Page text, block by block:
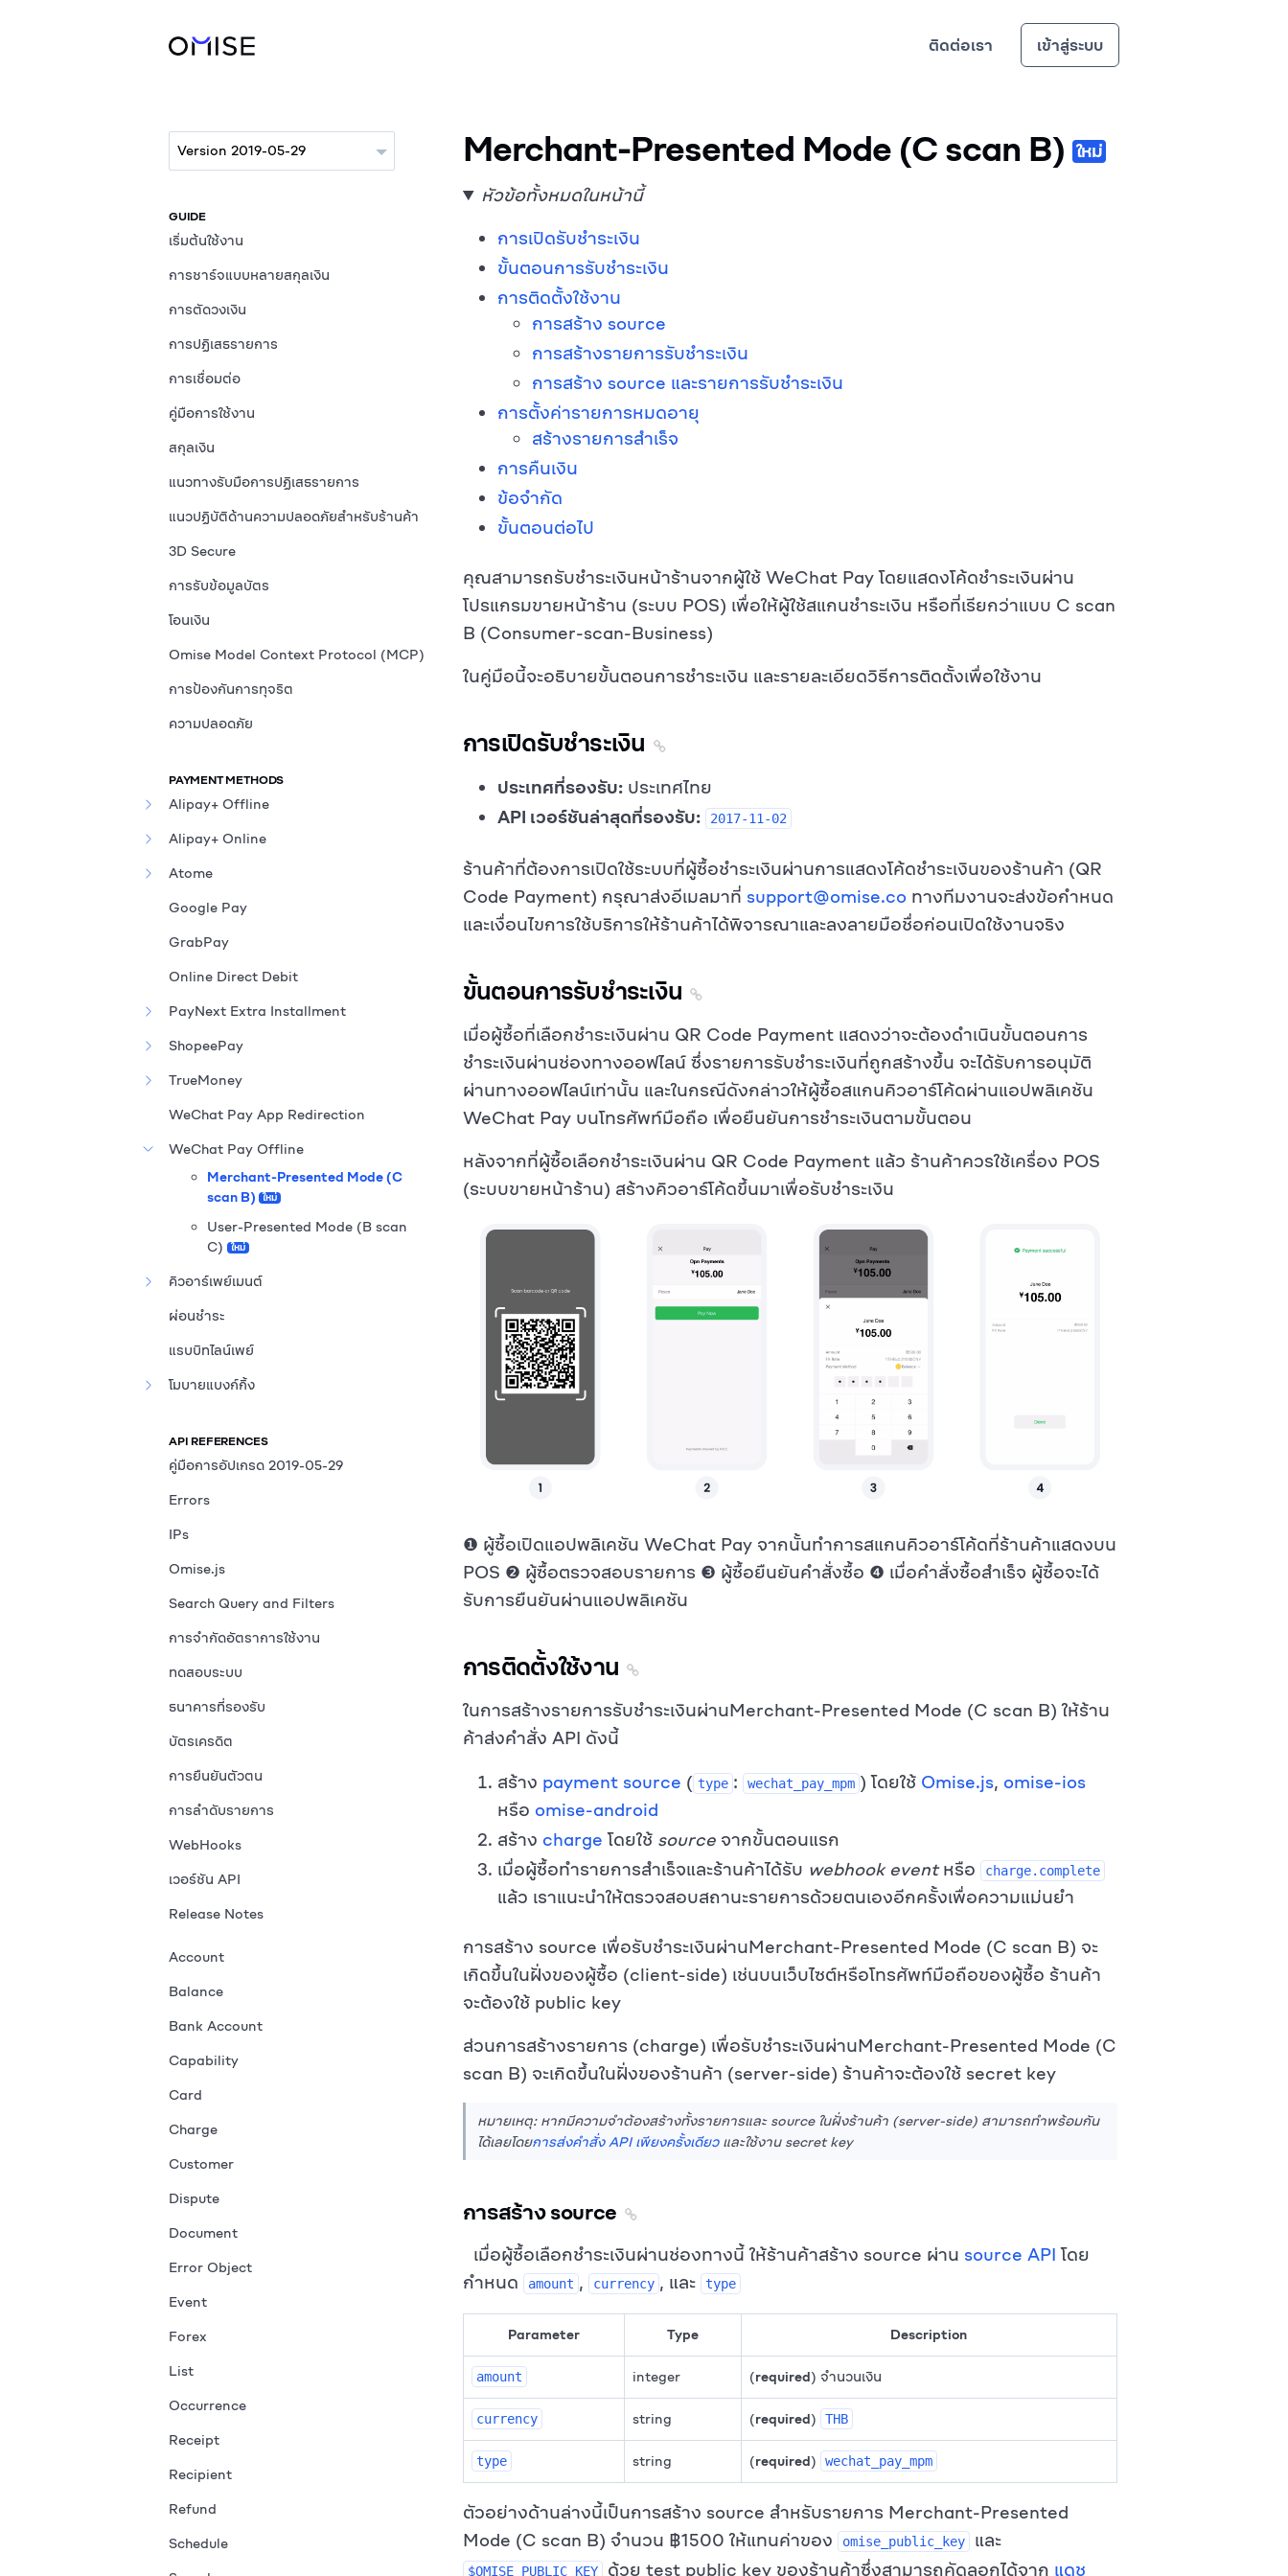
ติดต่อเรา เข้าสู่ระบบ
GUIDE
เริ่มต้นใช้งาน
การชาร์จแบบหลายสกุลเงิน
การตัดวงเงิน
การปฏิเสธรายการ
การเชื่อมต่อ
คู่มือการใช้งาน
สกุลเงิน
แนวทางรับมือการปฏิเสธรายการ
แนวปฏิบัติด้านความปลอดภัยสำหรับร้านค้า
3D Secure
การรับข้อมูลบัตร
โอนเงิน
Omise Model Context Protocol (MCP)
การป้องกันการทุจริต
ความปลอดภัย
PAYMENT METHODS
Alipay+ Offline
Alipay+ Online
Atome
Google Pay
GrabPay
Online Direct Debit
PayNext Extra Installment
ShopeePay
TrueMoney
WeChat Pay App Redirection
WeChat Pay Offline
Merchant-Presented Mode (C
scan B)
ใหม่
User-Presented Mode (B scan
C)
ใหม่
คิวอาร์เพย์เมนต์
ผ่อนชำระ
แรบบิทไลน์เพย์
โมบายแบงก์กิ้ง
API REFERENCES
คู่มือการอัปเกรด 2019-05-29
Errors
IPs
Omise.js
Search Query and Filters
การจำกัดอัตราการใช้งาน
ทดสอบระบบ
ธนาคารที่รองรับ
บัตรเครดิต
การยืนยันตัวตน
การลำดับรายการ
WebHooks
เวอร์ชัน API
Release Notes
Account
Balance
Bank Account
Capability
Card
Charge
Customer
Dispute
Document
Error Object
Event
Forex
List
Occurrence
Receipt
Recipient
Refund
Schedule
Merchant-Presented Mode (C scan B) ใหม่
หัวข้อทั้งหมดในหน้านี้
การเปิดรับชำระเงิน
ขั้นตอนการรับชำระเงิน
การติดตั้งใช้งาน
การสร้าง source
การสร้างรายการรับชำระเงิน
การสร้าง source และรายการรับชำระเงิน
การตั้งค่ารายการหมดอายุ
สร้างรายการสำเร็จ
การคืนเงิน
ข้อจำกัด
ขั้นตอนต่อไป
คุณสามารถรับชำระเงินหน้าร้านจากผู้ใช้ WeChat Pay โดยแสดงโค้ดชำระเงินผ่าน
โปรแกรมขายหน้าร้าน (ระบบ POS) เพื่อให้ผู้ใช้สแกนชำระเงิน หรือที่เรียกว่าแบบ C scan
B (Consumer-scan-Business)
ในคู่มือนี้จะอธิบายขั้นตอนการชำระเงิน และรายละเอียดวิธีการติดตั้งเพื่อใช้งาน
การเปิดรับชำระเงิน
ประเทศที่รองรับ:ประเทศไทย
API เวอร์ชันล่าสุดที่รองรับ:
2017-11-02
ร้านค้าที่ต้องการเปิดใช้ระบบที่ผู้ซื้อชำระเงินผ่านการแสดงโค้ดชำระเงินของร้านค้า (QR
Code Payment) กรุณาส่งอีเมลมาที่ support@omise.coทางทีมงานจะส่งข้อกำหนด
และเงื่อนไขการใช้บริการให้ร้านค้าได้พิจารณาและลงลายมือชื่อก่อนเปิดใช้งานจริง
ขั้นตอนการรับชำระเงิน
เมื่อผู้ซื้อที่เลือกชำระเงินผ่าน QR Code Payment แสดงว่าจะต้องดำเนินขั้นตอนการ
ชำระเงินผ่านช่องทางออฟไลน์ ซึ่งรายการรับชำระเงินที่ถูกสร้างขึ้น จะได้รับการอนุมัติ
ผ่านทางออฟไลน์เท่านั้น และในกรณีดังกล่าวให้ผู้ซื้อสแกนคิวอาร์โค้ดผ่านแอปพลิเคชัน
WeChat Pay บนโทรศัพท์มือถือ เพื่อยืนยันการชำระเงินตามขั้นตอน
หลังจากที่ผู้ซื้อเลือกชำระเงินผ่าน QR Code Payment แล้ว ร้านค้าควรใช้เครื่อง POS
(ระบบขายหน้าร้าน) สร้างคิวอาร์โค้ดขึ้นมาเพื่อรับชำระเงิน
❶ ผู้ซื้อเปิดแอปพลิเคชัน WeChat Pay จากนั้นทำการสแกนคิวอาร์โค้ดที่ร้านค้าแสดงบน
POS ❷ ผู้ซื้อตรวจสอบรายการ ❸ ผู้ซื้อยืนยันคำสั่งซื้อ ❹ เมื่อคำสั่งซื้อสำเร็จ ผู้ซื้อจะได้
รับการยืนยันผ่านแอปพลิเคชัน
การติดตั้งใช้งาน
ในการสร้างรายการรับชำระเงินผ่านMerchant-Presented Mode (C scan B) ให้ร้าน
ค้าส่งคำสั่ง API ดังนี้
สร้าง payment source ( type : wechat_pay_mpm ) โดยใช้ Omise.js, omise-ios
หรือ omise-android
สร้าง charge โดยใช้ sourceจากขั้นตอนแรก
เมื่อผู้ซื้อทำรายการสำเร็จและร้านค้าได้รับ webhook eventหรือ charge.complete
แล้ว เราแนะนำให้ตรวจสอบสถานะรายการด้วยตนเองอีกครั้งเพื่อความแม่นยำ
การสร้าง source เพื่อรับชำระเงินผ่านMerchant-Presented Mode (C scan B) จะ
เกิดขึ้นในฝั่งของผู้ซื้อ (client-side) เช่นบนเว็บไซต์หรือโทรศัพท์มือถือของผู้ซื้อ ร้านค้า
จะต้องใช้ public key
ส่วนการสร้างรายการ (charge) เพื่อรับชำระเงินผ่านMerchant-Presented Mode (C
scan B) จะเกิดขึ้นในฝั่งของร้านค้า (server-side) ร้านค้าจะต้องใช้ secret key
หมายเหตุ: หากมีความจำต้องสร้างทั้งรายการและ source ในฝั่งร้านค้า (server-side) สามารถทำพร้อมกัน
ได้เลยโดยการส่งคำสั่ง API เพียงครั้งเดียวและใช้งาน secret key
การสร้าง source
เมื่อผู้ซื้อเลือกชำระเงินผ่านช่องทางนี้ ให้ร้านค้าสร้าง source ผ่าน source API โดย
กำหนด
amount , currency , และ type
Parameter Type Description
amount integer (required) จำนวนเงิน
currency string (required) THB
type string (required) wechat_pay_mpm
ตัวอย่างด้านล่างนี้เป็นการสร้าง source สำหรับรายการ Merchant-Presented
Mode (C scan B) จำนวน ฿1500 ให้แทนค่าของ
omise_public_key และ
$OMISE_PUBLIC_KEY ด้วย test public key ของร้านค้าซึ่งสามารถคัดลอกได้จาก แดช